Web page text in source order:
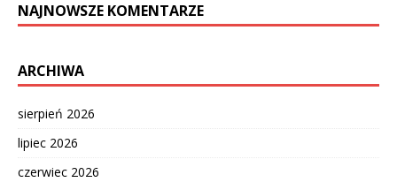
NAJNOWSZE KOMENTARZE
ARCHIWA
sierpień 2026
lipiec 2026
czerwiec 2026